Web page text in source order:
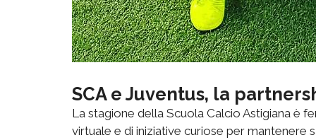
SCA e Juventus, la
La stagione della Scuola Calcio Astigiana è
virtuale e di iniziative curiose per mantenere